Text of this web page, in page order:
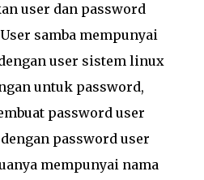
user dan password
samba mempunyai
user sistem linux
untuk password,
password user
password user
mempunyai nama